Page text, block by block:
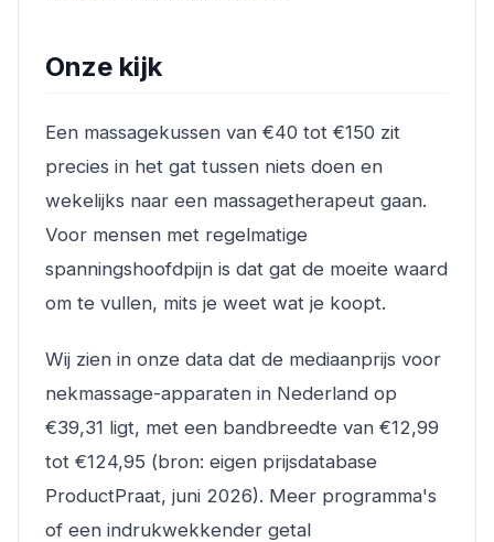
Onze kijk
Een massagekussen van €40 tot €150 zit
precies in het gat tussen niets doen en
wekelijks naar een massagetherapeut gaan.
Voor mensen met regelmatige
spanningshoofdpijn is dat gat de moeite waard
om te vullen, mits je weet wat je koopt.
Wij zien in onze data dat de mediaanprijs voor
nekmassage-apparaten in Nederland op
€39,31 ligt, met een bandbreedte van €12,99
tot €124,95 (bron: eigen prijsdatabase
ProductPraat, juni 2026). Meer programma's
of een indrukwekkender getal